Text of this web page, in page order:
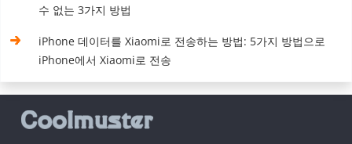
수 없는 3가지 방법
iPhone 데이터를 Xiaomi로 전송하는 방법: 5가지 방법으로
iPhone에서 Xiaomi로 전송